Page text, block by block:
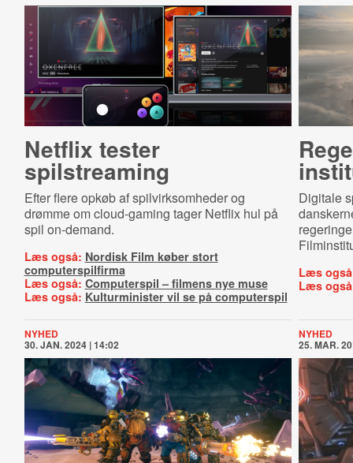
Netflix tester
spilstreaming
Efter flere opkøb af spilvirksomheder og
drømme om cloud-gaming tager Netflix hul på
spil on-demand.
Læs også: Nordisk Film køber stort
computerspilfirma
Læs også: Computerspil – filmens nye muse
Læs også: Kulturminister vil se på computerspil
Digitale
Læs
Læs
NYHED
30. JAN. 2024 | 14:02
NYHED
25. MAR.